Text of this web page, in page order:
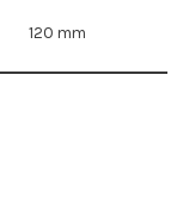
120 mm